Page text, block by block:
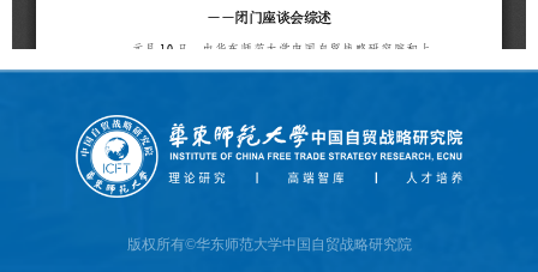
版权所有©华东师范大学中国自贸战略研究院